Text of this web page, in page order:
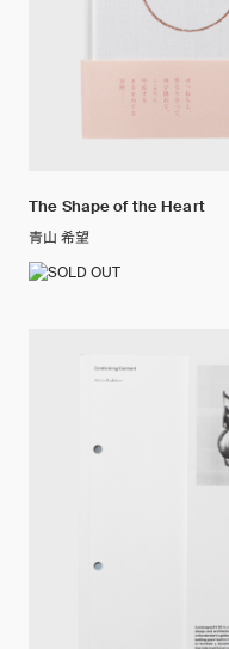
The Shape of the Heart
青山 希望